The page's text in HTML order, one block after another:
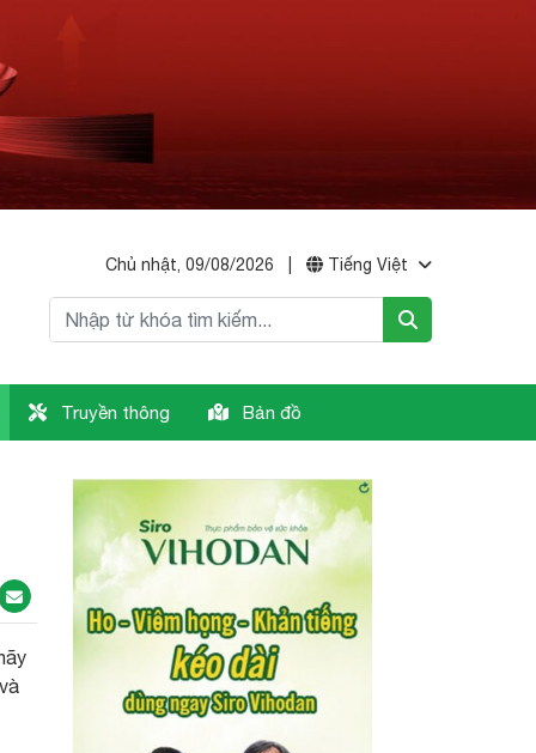
Chủ nhật, 09/08/2026 Tiếng Việt
Truyền thông Bản đồ